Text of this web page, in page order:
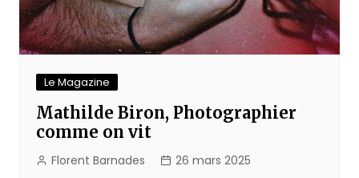
Le Magazine
Mathilde Biron, Photographier
comme on vit
Florent Barnades 26 mars 2025